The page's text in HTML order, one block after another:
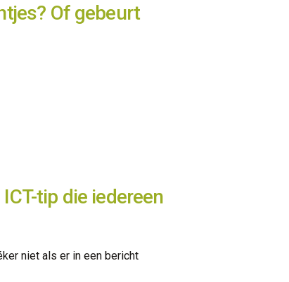
Of gebeurt
tip die iedereen
niet als er in een bericht